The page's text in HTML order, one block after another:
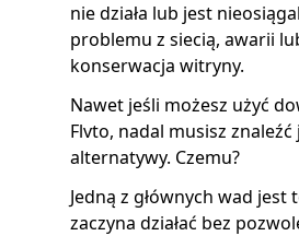
nie działa lub jest
problemu z siecią, awarii
konserwacja witryny.
Nawet jeśli możesz użyć
Flvto, nadal musisz znaleźć
alternatywy. Czemu?
Jedną z głównych wad
zaczyna działać bez